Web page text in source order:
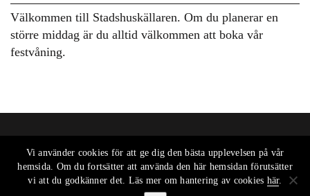
Välkommen till Stadshuskällaren. Om du planerar en
större middag är du alltid välkommen att boka vår
festvåning.
Vi använder cookies för att ge dig den bästa upplevelsen på vår
hemsida. Om du fortsätter att använda den här hemsidan förutsätter
vi att du godkänner det. Läs mer om hantering av cookies här.